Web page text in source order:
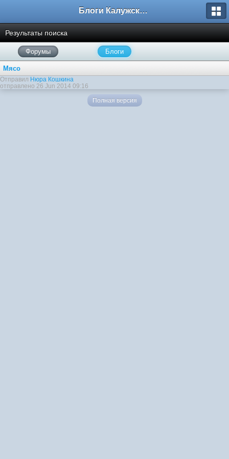
Блоги Калужского перекрестка
Результаты поиска
Форумы Блоги
Мясо
Отправил Нюра Кошкина
отправлено 26 Jun 2014 09:16
Полная версия